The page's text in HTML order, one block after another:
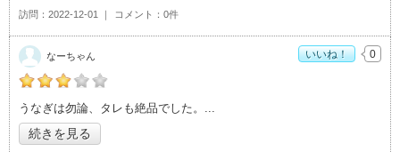
訪問 2022-12-01 コメント 0件
なーちゃんの「うなぎ居酒屋とよ長>」おすすめ度：
うなぎは勿論、タレも絶品でした。
続きを見る
なーちゃん いいね！ 0